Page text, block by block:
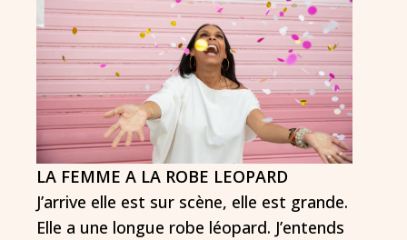
LA FEMME A LA ROBE LEOPARD
J’arrive elle est sur scène, elle est grande.
Elle a une longue robe léopard. J’entends